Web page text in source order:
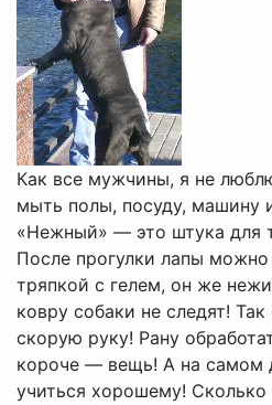
Как все мужчины, я не
мыть полы, посуду, машину
«Нежный» — это штука для
После прогулки лапы
тряпкой с гелем, он же
ковру собаки не следят!
скорую руку! Рану
короче — вещь! А на самом
учиться хорошему!